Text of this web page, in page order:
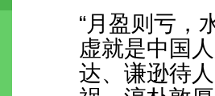
“月盈则亏，
虚就是中国
达、谦逊待